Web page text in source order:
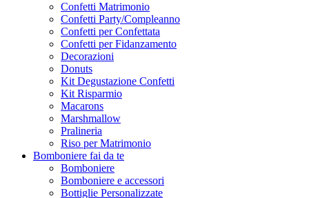
Confetti Matrimonio
Confetti Party/Compleanno
Confetti per Confettata
Confetti per Fidanzamento
Decorazioni
Donuts
Kit Degustazione Confetti
Kit Risparmio
Macarons
Marshmallow
Pralineria
Riso per Matrimonio
Bomboniere fai da te
Bomboniere
Bomboniere e accessori
Bottiglie Personalizzate